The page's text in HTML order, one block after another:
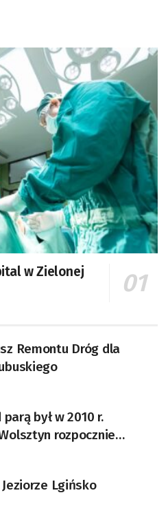
w Zielonej
Remontu Dróg dla
był w 2010 r.
rozpocznie
Tr5-65
Lgińsko